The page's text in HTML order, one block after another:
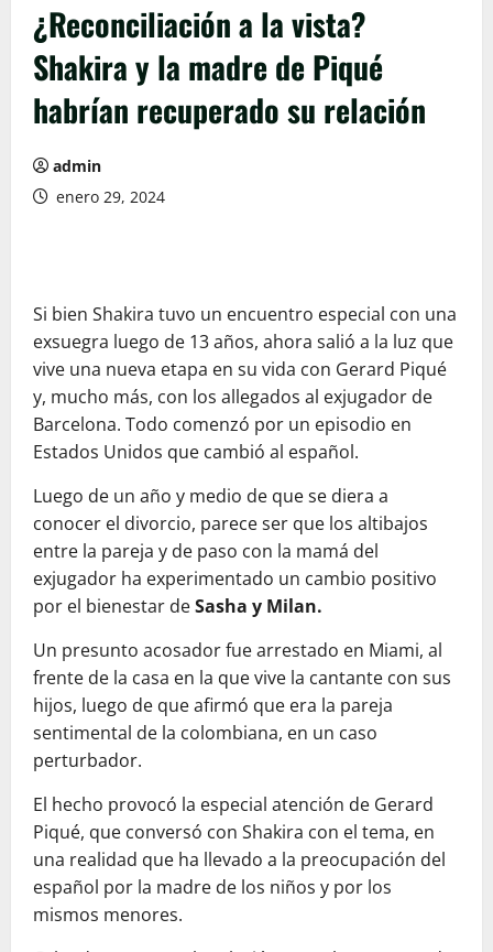
¿Reconciliación a la vista?
Shakira y la madre de Piqué
habrían recuperado su relación
admin
enero 29, 2024
Si bien Shakira tuvo un encuentro especial con una
exsuegra luego de 13 años, ahora salió a la luz que
vive una nueva etapa en su vida con Gerard Piqué
y, mucho más, con los allegados al exjugador de
Barcelona. Todo comenzó por un episodio en
Estados Unidos que cambió al español.
Luego de un año y medio de que se diera a
conocer el divorcio, parece ser que los altibajos
entre la pareja y de paso con la mamá del
exjugador ha experimentado un cambio positivo
por el bienestar deSasha y Milan.
Un presunto acosador fue arrestado en Miami, al
frente de la casa en la que vive la cantante con sus
hijos, luego de que afirmó que era la pareja
sentimental de la colombiana, en un caso
perturbador.
El hecho provocó la especial atención de Gerard
Piqué, que conversó con Shakira con el tema, en
una realidad que ha llevado a la preocupación del
español por la madre de los niños y por los
mismos menores.